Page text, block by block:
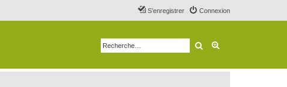
Connexion
S’enregistrer
Rechercher